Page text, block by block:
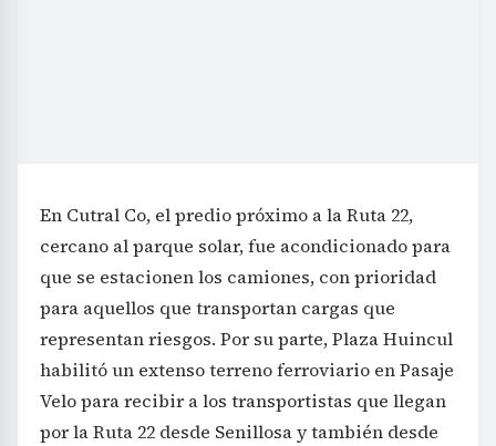
En Cutral Co, el predio próximo a la Ruta 22,
cercano al parque solar, fue acondicionado para
que se estacionen los camiones, con prioridad
para aquellos que transportan cargas que
representan riesgos. Por su parte, Plaza Huincul
habilitó un extenso terreno ferroviario en Pasaje
Velo para recibir a los transportistas que llegan
por la Ruta 22 desde Senillosa y también desde